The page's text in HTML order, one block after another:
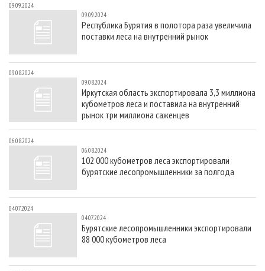
09.09.2024
09.09.2024
Республика Бурятия в полотора раза увеличила
поставки леса на внутренний рынок
09.08.2024
09.08.2024
Иркутская область экспортировала 3,3 миллиона
кубометров леса и поставила на внутренний
рынок три миллиона саженцев
06.08.2024
06.08.2024
102 000 кубометров леса экспортировали
бурятские лесопромышленники за полгода
04.07.2024
04.07.2024
Бурятские лесопромышленники экспортировали
88 000 кубометров леса